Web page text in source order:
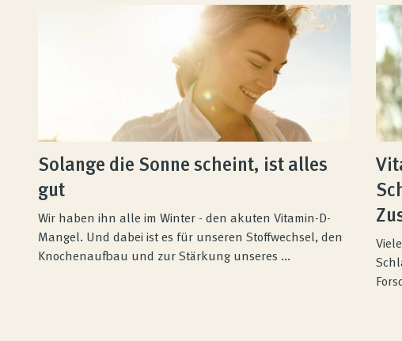
Solange die Sonne scheint, ist alles
gut
Wir haben ihn alle im Winter - den akuten Vitamin-D-
Mangel. Und dabei ist es für unseren Stoffwechsel, den
Knochenaufbau und zur Stärkung unseres ...